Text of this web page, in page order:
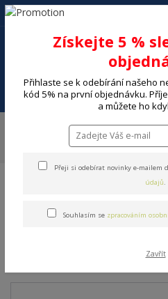
+420 602 494 600
ORION Forma na
GRANDE dort s
Získejte 5 %
Přihlaste se k odebírání našeho
kód 5% na první objednávku.
a můžete ho
Přeji si odebírat novinky e-mailem
údajů.
Souhlasím se zpracováním
Zavřít